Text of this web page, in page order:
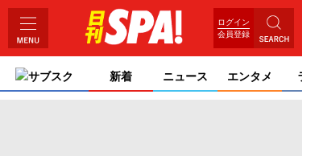
ログイン
会員登録
サブスク 新着 ニュース エンタメ ライ